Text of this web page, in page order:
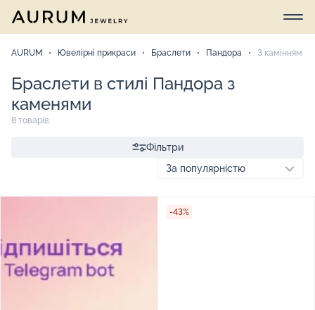
AURUM Ювелірні прикраси Браслети Пандора З камінням
Браслети в стилі Пандора з
каменями
8 товарів
Фільтри
-43%